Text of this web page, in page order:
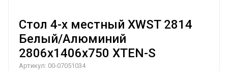
Стол 4-х местный XWST 2814
Белый/Алюминий
2806х1406х750 XTEN-S
Артикул: 00-07051034